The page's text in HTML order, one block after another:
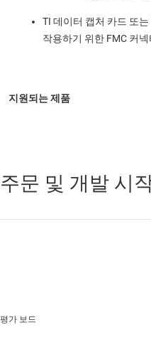
TI 데이터 캡처 카드 또
작용하기 위한 FMC 커넥
ADC3664-SEP —Radiation-
ADC
주문 및 개발 시
평가 보드